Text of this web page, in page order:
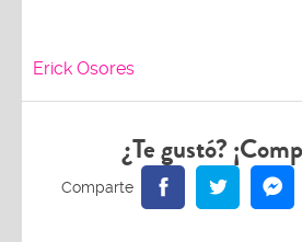
Erick Osores
¿Te gustó?